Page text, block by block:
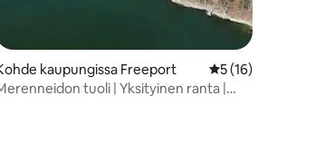
arvio 5/5, 104 arvostelua
kaupungissa Freeport Keskimääräinen
5 (16)
tuoli | Yksityinen ranta |